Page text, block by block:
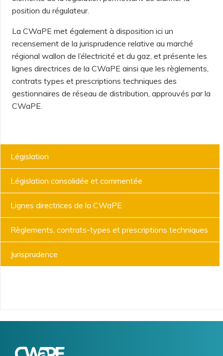
position du régulateur.
La CWaPE met également à disposition ici un
recensement de la jurisprudence relative au marché
régional wallon de l’électricité et du gaz, et présente les
lignes directrices de la CWaPE ainsi que les règlements,
contrats types et prescriptions techniques des
gestionnaires de réseau de distribution, approuvés par la
CWaPE.
Acteurs
l'énergie
Législation
Législation consolidée et commentée
Lignes directrices de la CWaPE
Règlements, contrats-types et prescriptions techniques
Jurisprudence